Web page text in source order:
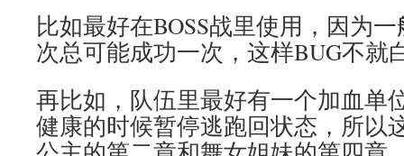
比如最好在BOSS战里使用，因为
次总可能成功一次，这样BUG不就
再比如，队伍里最好有一个加血单
健康的时候暂停逃跑回状态，所以